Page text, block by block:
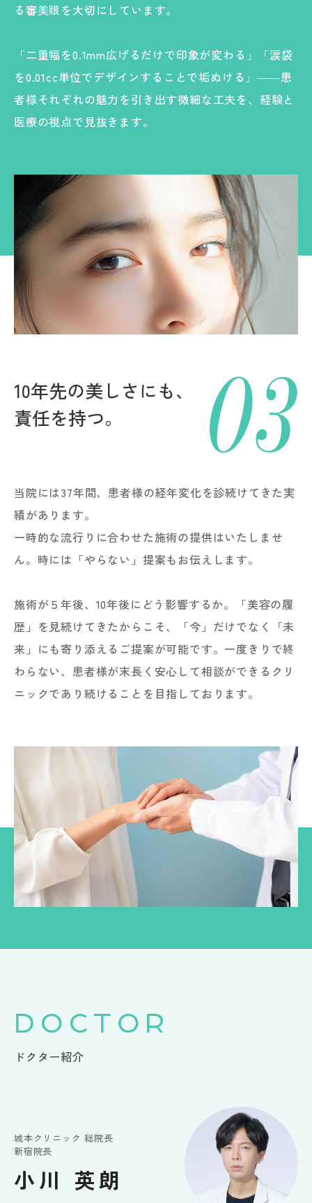
る審美眼を大切にしています。
「二重幅を0.1mm広げるだけで印象が変わる」「涙袋
を0.01cc単位でデザインすることで垢ぬける」――患
者様それぞれの魅力を引き出す微細な工夫を、経験と
医療の視点で見抜きます。
10年先の美しさにも、
責任を持つ。
当院には37年間、患者様の経年変化を診続けてきた実
績があります。
一時的な流行りに合わせた施術の提供はいたしませ
ん。時には「やらない」提案もお伝えします。
施術が５年後、10年後にどう影響するか。「美容の履
歴」を見続けてきたからこそ、「今」だけでなく「未
来」にも寄り添えるご提案が可能です。一度きりで終
わらない、患者様が末長く安心して相談ができるクリ
ニックであり続けることを目指しております。
DOCTOR
ドクター紹介
城本クリニック 総院長
新宿院長
小川 英朗